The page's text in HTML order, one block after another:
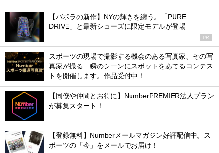
【バボラの新作】NYの輝きを纏う。「PURE
DRIVE」と最新シューズに限定モデルが登場
PR
スポーツの現場で撮影する機会のある写真家、その写
真家が撮る一瞬のシーンにスポットをあてるコンテス
トを開催します。作品受付中！
【同僚や仲間とお得に】NumberPREMIER法人プラン
が募集スタート！
【登録無料】Numberメールマガジン好評配信中。ス
ポーツの「今」をメールでお届け！